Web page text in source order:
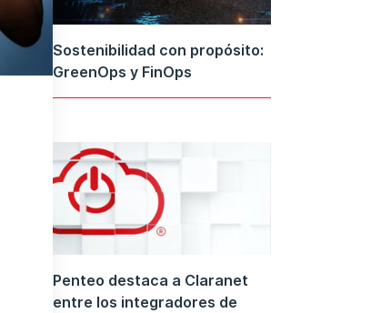
Sostenibilidad con propósito:
GreenOps y FinOps
Penteo destaca a Claranet
entre los integradores de